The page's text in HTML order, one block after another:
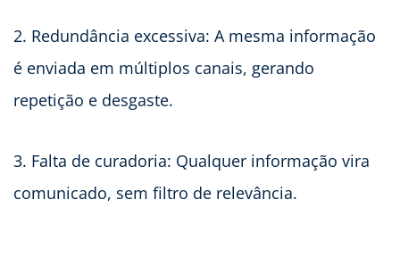
2. Redundância excessiva: A mesma informação
é enviada em múltiplos canais, gerando
repetição e desgaste.
3. Falta de curadoria: Qualquer informação vira
comunicado, sem filtro de relevância.